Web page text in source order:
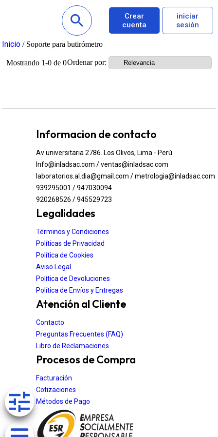
Crear
cuenta
iniciar
sesión
Inicio / Soporte para butirómetro
Mostrando 1-0 de 0Ordenar por:
Informacion de contacto
Av universitaria 2786. Los Olivos, Lima - Perú
Info@inladsac.com / ventas@inladsac.com
laboratorios.al.dia@gmail.com / metrologia@inladsac.com
939295001 / 947030094
920268526 / 945529723
Legalidades
Términos y Condiciones
Políticas de Privacidad
Política de Cookies
Aviso Legal
Política de Devoluciones
Política de Envíos y Entregas
Atención al Cliente
Contacto
Preguntas Frecuentes (FAQ)
Libro de Reclamaciones
Procesos de Compra
Facturación
Cotizaciones
Métodos de Pago